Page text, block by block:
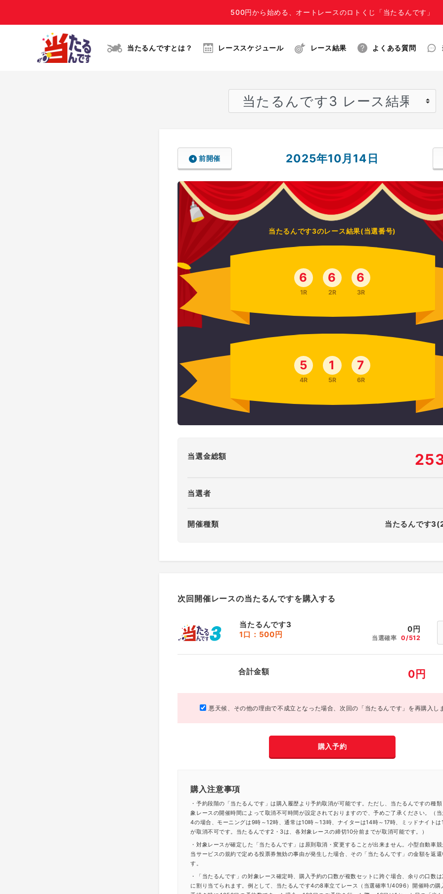
500円から始める、オートレースのロトくじ「当たるんです」
当たるんですとは？ レーススケジュール レース結果 よくある質問
前開催 2025年10月14日
当たるんです3のレース結果(当選番号)
6
1R
6
2R
6
3R
5
4R
1
5R
7
6R
当選金総額
当選者
開催種類 当たるんです
次回開催レースの当たるんですを購入する
当たるんです3
1口：500円
0円
当選確率 0/512
合計金額 0 円
悪天候、その他の理由で不成立となった場合、次回の「当たるんです」を再購入し
購入予約
購入注意事項
・予約段階の「当たるんです」は購入履歴より予約取消が可能です。ただし、当たるんですの種
象レースの開催時間によって取消不可時間が設定されておりますので、予めご了承ください。（
4の場合、モーニングは9時～12時、通常は10時～13時、ナイターは14時～17時、ミッドナイト
が取消不可です。当たるんです2・3は、各対象レースの締切10分前までが取消可能です。）
・対象レースが確定した「当たるんです」は原則取消・変更することが出来ません。小型自動車
当サービスの規約で定める投票券無効の事由が発生した場合、その「当たるんです」の金額を返
す。
・「当たるんです」の対象レース確定時、購入予約の口数が複数セットに跨ぐ場合、余りの口数
に割り当てられます。例として、当たるんです4の8車立てレース（当選確率1/4096）開催時の購